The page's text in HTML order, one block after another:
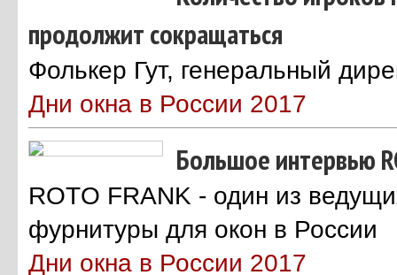
продолжит сокращаться
Фолькер Гут, генеральный
Дни окна в России 2017
Большое интервью
ROTO FRANK - один из
фурнитуры для окон в России
Дни окна в России 2017